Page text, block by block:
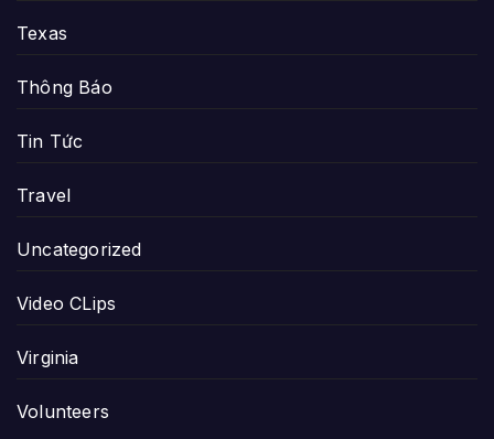
Texas
Thông Báo
Tin Tức
Travel
Uncategorized
Video CLips
Virginia
Volunteers